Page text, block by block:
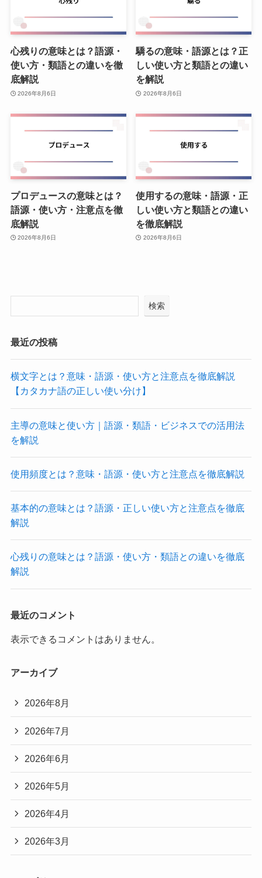
心残りの意味とは？語源・
使い方・類語との違いを徹
底解説
2026年8月6日
驕るの意味・語源とは？正
しい使い方と類語との違い
を解説
2026年8月6日
プロデュースの意味とは？
語源・使い方・注意点を徹
底解説
2026年8月6日
使用するの意味・語源・正
しい使い方と類語との違い
を徹底解説
2026年8月6日
検索
最近の投稿
横文字とは？意味・語源・使い方と注意点を徹底解説
【カタカナ語の正しい使い分け】
主導の意味と使い方｜語源・類語・ビジネスでの活用法
を解説
使用頻度とは？意味・語源・使い方と注意点を徹底解説
基本的の意味とは？語源・正しい使い方と注意点を徹底
解説
心残りの意味とは？語源・使い方・類語との違いを徹底
解説
最近のコメント
表示できるコメントはありません。
アーカイブ
2026年8月
2026年7月
2026年6月
2026年5月
2026年4月
2026年3月